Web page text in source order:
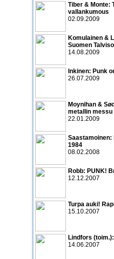
Tiber & Monte:
vallankumous
02.09.2009
Komulainen &
Suomen
14.08.2009
Inkinen: Punk
26.07.2009
Moynihan &
metallin messu
22.01.2009
Saastamoinen:
1984
08.02.2008
Robb: PUNK!
12.12.2007
Turpa auki!
15.10.2007
Lindfors
14.06.2007